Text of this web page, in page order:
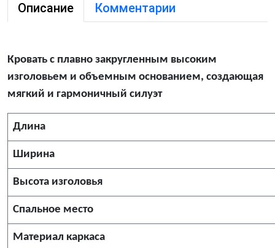
Описание Комментарии
Кровать с плавно закругленным высоким
изголовьем и объемным основанием, создающая
мягкий и гармоничный силуэт
Длина
Ширина
Высота изголовья
Спальное место
Материал каркаса